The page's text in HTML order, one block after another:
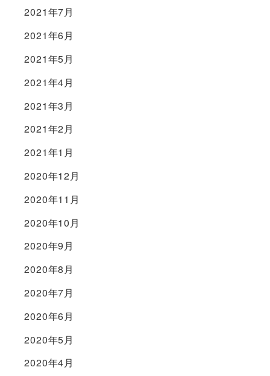
2021年7月
2021年6月
2021年5月
2021年4月
2021年3月
2021年2月
2021年1月
2020年12月
2020年11月
2020年10月
2020年9月
2020年8月
2020年7月
2020年6月
2020年5月
2020年4月